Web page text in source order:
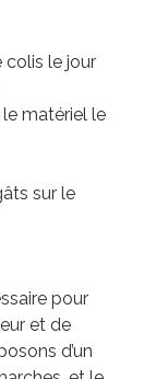
colis le jour
le matériel le
sur le
pour
et de
d’un